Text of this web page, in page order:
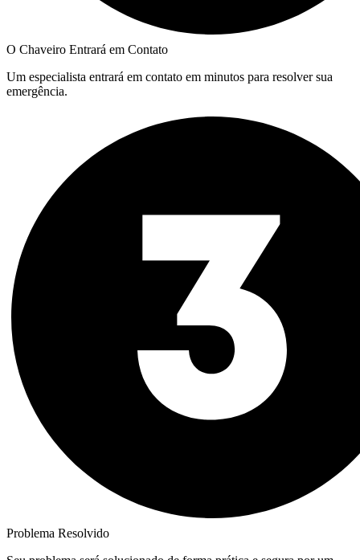
O Chaveiro Entrará em Contato
Um especialista entrará em contato em minutos para resolver sua
emergência.
Problema Resolvido